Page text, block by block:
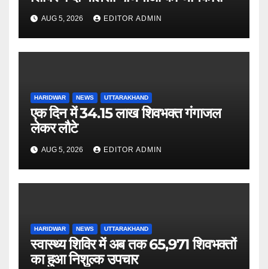
AUG 5, 2026 EDITOR ADMIN
HARIDWAR NEWS UTTARAKHAND
एक दिन में 34.15 लाख शिवभक्त गंगाजल
लेकर लौटे
AUG 5, 2026 EDITOR ADMIN
HARIDWAR NEWS UTTARAKHAND
स्वास्थ्य शिविर में अब तक 65,971 शिवभक्तों
का हुआ निशुल्क उपचार